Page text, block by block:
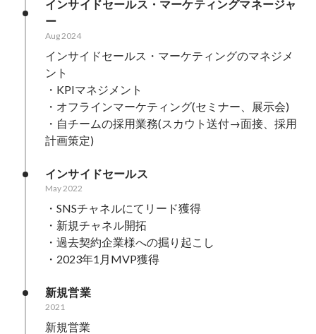
インサイドセールス・マーケティングマネージャ
ー
Aug 2024
インサイドセールス・マーケティングのマネジメ
ント
・KPIマネジメント
・オフラインマーケティング(セミナー、展示会)
・自チームの採用業務(スカウト送付→面接、採用
計画策定)
インサイドセールス
May 2022
・SNSチャネルにてリード獲得
・新規チャネル開拓
・過去契約企業様への掘り起こし
新規営業
2021
新規営業